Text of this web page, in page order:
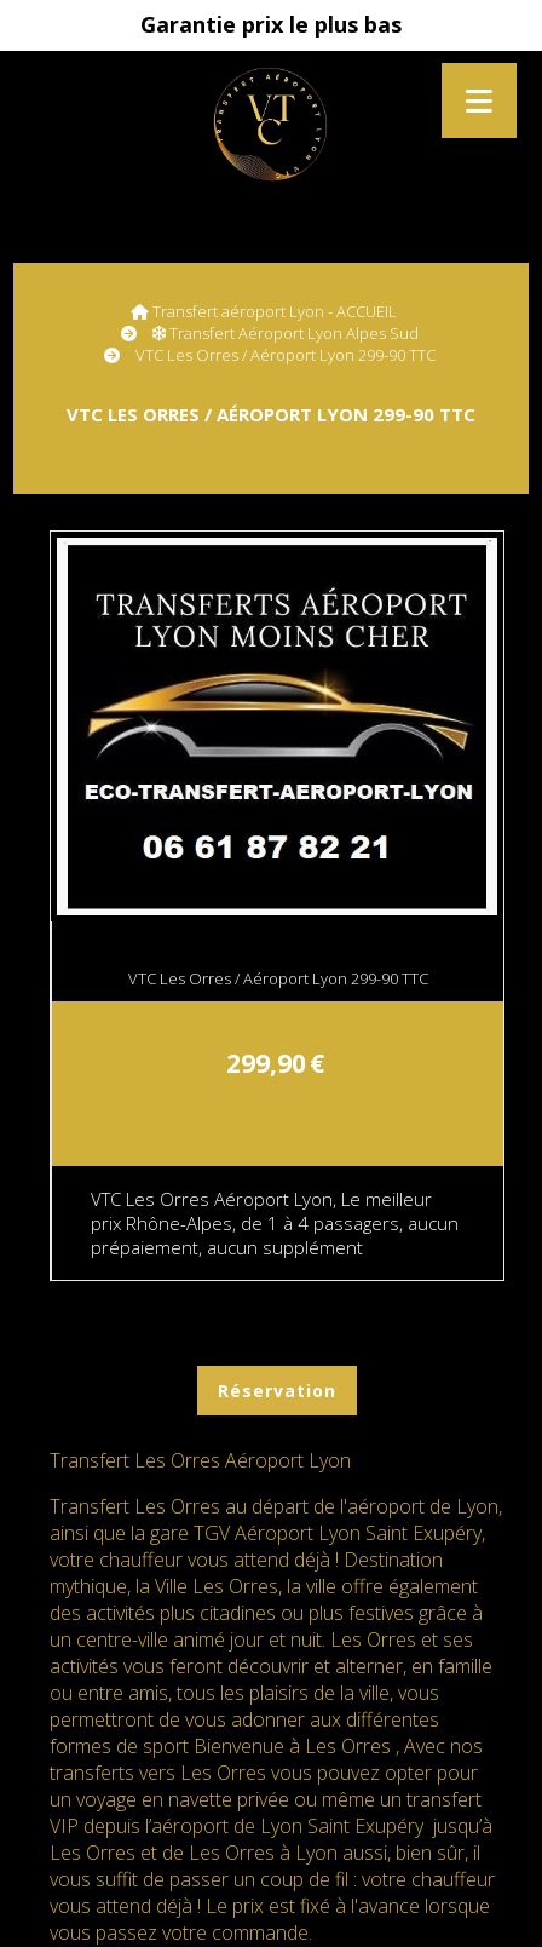
Garantie prix le plus bas
Transfert aéroport Lyon - ACCUEIL
Transfert Aéroport Lyon Alpes Sud
VTC Les Orres / Aéroport Lyon 299-90 TTC
VTC LES ORRES / AÉROPORT LYON 299-90 TTC
VTC Les Orres / Aéroport Lyon 299-90 TTC
299,90€
VTC Les Orres Aéroport Lyon, Le meilleur
prix Rhône-Alpes, de 1 à 4 passagers, aucun
prépaiement, aucun supplément
Réservation
Transfert Les Orres Aéroport Lyon
Transfert Les Orres au départ de l'aéroport de Lyon,
ainsi que la gare TGV Aéroport Lyon Saint Exupéry,
votre chauffeur vous attend déjà ! Destination
mythique, la Ville Les Orres, la ville offre également
des activités plus citadines ou plus festives grâce à
un centre-ville animé jour et nuit. Les Orres et ses
activités vous feront découvrir et alterner, en famille
ou entre amis, tous les plaisirs de la ville, vous
permettront de vous adonner aux différentes
formes de sport Bienvenue à Les Orres , Avec nos
transferts vers Les Orres vous pouvez opter pour
un voyage en navette privée ou même un transfert
VIP depuis l’aéroport de Lyon Saint Exupéry jusqu’à
Les Orres et de Les Orres à Lyon aussi, bien sûr, il
vous suffit de passer un coup de fil : votre chauffeur
vous attend déjà ! Le prix est fixé à l'avance lorsque
vous passez votre commande.